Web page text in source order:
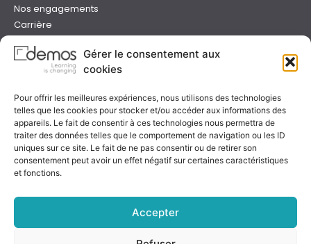
Gérer le consentement aux
cookies
Pour offrir les meilleures expériences, nous utilisons des technologies
telles que les cookies pour stocker et/ou accéder aux informations des
appareils. Le fait de consentir à ces technologies nous permettra de
traiter des données telles que le comportement de navigation ou les ID
uniques sur ce site. Le fait de ne pas consentir ou de retirer son
consentement peut avoir un effet négatif sur certaines caractéristiques
et fonctions.
Accepter
Nos engagements
Carrière
Presse
Catalogues
Aide
Nous contacter
Nous trouver
Préparer sa formation
Sessions garanties
Qualité & certification